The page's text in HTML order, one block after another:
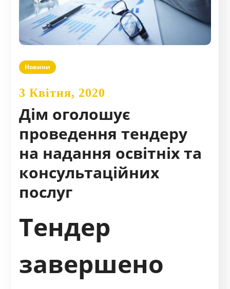
Новини
3 Квітня, 2020
Дім оголошує
проведення тендеру
на надання освітніх та
консультаційних
послуг
Тендер
завершено